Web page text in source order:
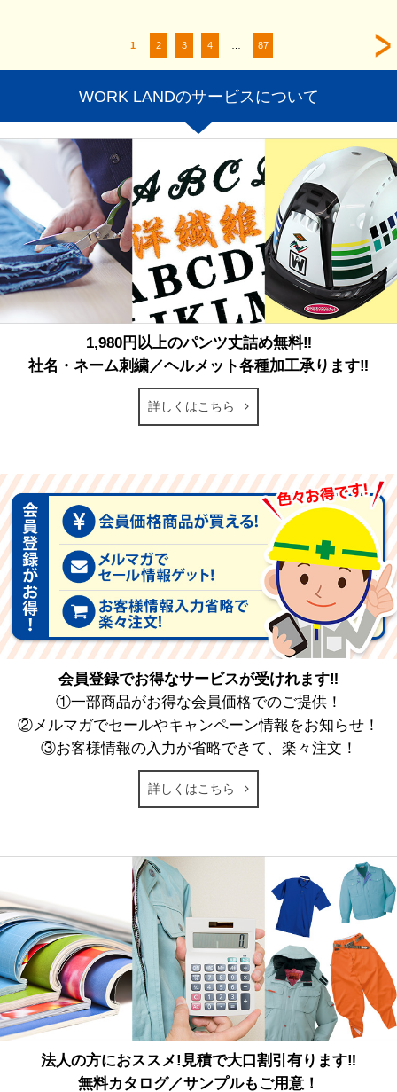
1 2 3 4 87
WORK LANDのサービスについて
1,980円以上のパンツ丈詰め無料‼
社名・ネーム刺繍／ヘルメット各種加工承ります‼
詳しくはこちら
会員登録でお得なサービスが受けれます‼
①一部商品がお得な会員価格でのご提供！
②メルマガでセールやキャンペーン情報をお知らせ！
③お客様情報の入力が省略できて、楽々注文！
詳しくはこちら
法人の方におススメ!見積で大口割引有ります‼
無料カタログ／サンプルもご用意！